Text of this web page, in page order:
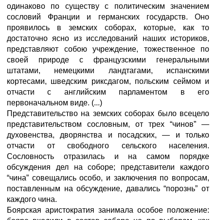
одинаково по существу с политическим значением
сословий Франции и германских государств. Оно
проявилось в земских соборах, которые, как то
достаточно ясно из исследований наших историков,
представляют собою учреждение, тожественное по
своей природе с французскими генеральными
штатами, немецкими ландтагами, испанскими
кортесами, шведским риксдагом, польским сеймом и
отчасти с английским парламентом в его
первоначальном виде. (...)
Представительство на земских соборах было всецело
представительством сословным, от трех “чинов” —
духовенства, дворянства и посадских, — и только
отчасти от свободного сельского населения.
Сословность отразилась и на самом порядке
обсуждения дел на соборе; представители каждого
“чина” совещались особо, и заключения по вопросам,
поставленным на обсуждение, давались “порознь” от
каждого чина.
Боярская аристократия занимала особое положение: